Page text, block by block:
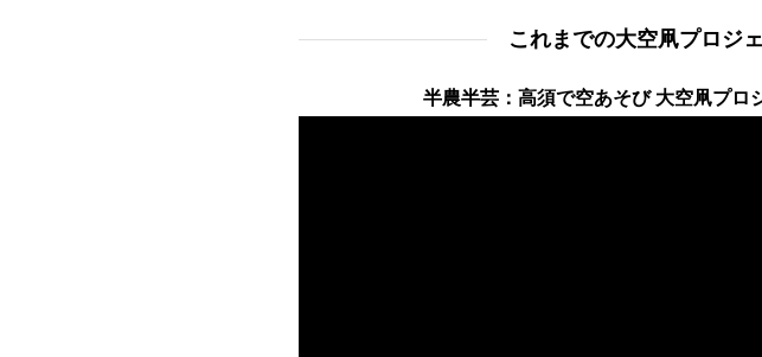
これまでの大空凧プロジ
半農半芸：高須で空あそび 大空凧プ